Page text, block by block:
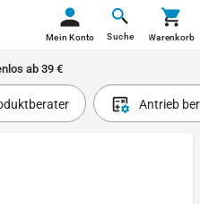
Suche
Mein Konto Warenkorb
ab 39 €
Antrieb